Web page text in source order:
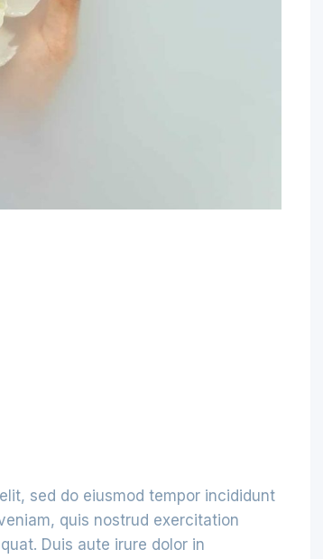
sed do eiusmod tempor incididunt
quis nostrud exercitation
Duis aute irure dolor in